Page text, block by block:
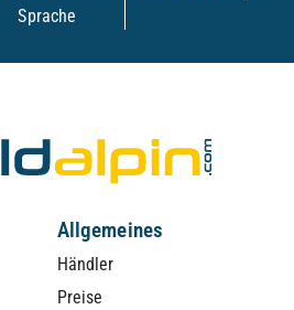
Sprache
Allgemeines
Händler
Preise